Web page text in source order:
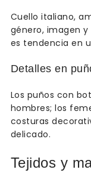
Cuello italiano,
género, imagen
es tendencia en
Detalles en
Los puños con
hombres; los
costuras
delicado.
Tejidos y